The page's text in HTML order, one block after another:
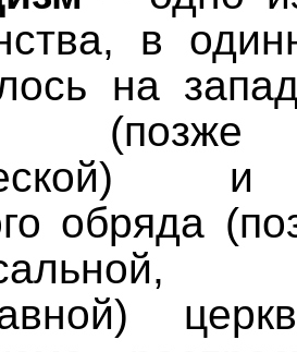
в
на
(позже
и
обряда